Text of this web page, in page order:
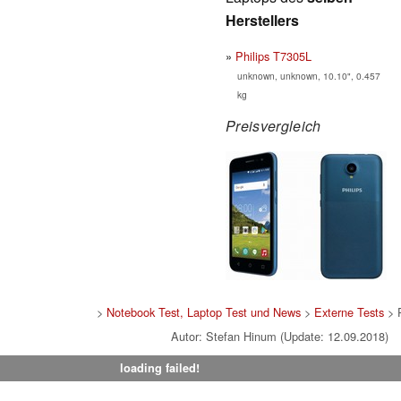
Herstellers
Philips T7305L
unknown, unknown, 10.10", 0.457
kg
Preisvergleich
> Notebook Test, Laptop Test und News > Externe Tests >
Autor: Stefan Hinum (Update: 12.09.2018)
loading failed!